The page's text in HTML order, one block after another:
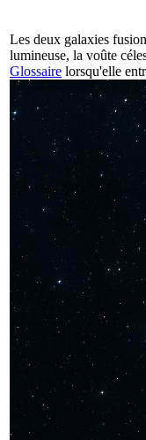
Les deux galaxies
lumineuse, la voûte
Glossaire lorsqu'elle